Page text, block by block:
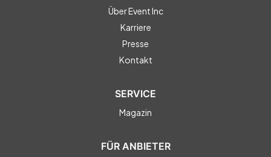
Über Event Inc
Karriere
Presse
Kontakt
SERVICE
Magazin
FÜR ANBIETER